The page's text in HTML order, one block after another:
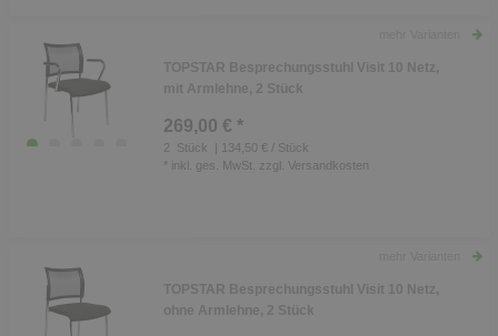
TOPSTAR Besprechungsstuhl Visit 10 Netz,
mit Armlehne, 2 Stück
269,00 € *
2 Stück
| 134,50 € / Stück
* inkl. ges. MwSt. zzgl. Versandkosten
TOPSTAR Besprechungsstuhl Visit 10 Netz,
ohne Armlehne, 2 Stück